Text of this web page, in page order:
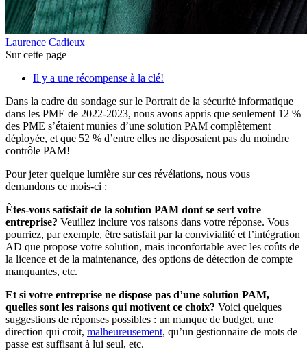
Laurence Cadieux
Sur cette page
Il y a une récompense à la clé!
Dans la cadre du sondage sur le Portrait de la sécurité informatique
dans les PME de 2022-2023, nous avons appris que seulement 12 %
des PME s’étaient munies d’une solution PAM complètement
déployée, et que 52 % d’entre elles ne disposaient pas du moindre
contrôle PAM!
Pour jeter quelque lumière sur ces révélations, nous vous
demandons ce mois-ci :
Êtes-vous satisfait de la solution PAM dont se sert votre
entreprise? Veuillez inclure vos raisons dans votre réponse. Vous
pourriez, par exemple, être satisfait par la convivialité et l’intégration
AD que propose votre solution, mais inconfortable avec les coûts de
la licence et de la maintenance, des options de détection de compte
manquantes, etc.
Et si votre entreprise ne dispose pas d’une solution PAM,
quelles sont les raisons qui motivent ce choix? Voici quelques
suggestions de réponses possibles : un manque de budget, une
direction qui croit, malheureusement, qu’un gestionnaire de mots de
passe est suffisant à lui seul, etc.